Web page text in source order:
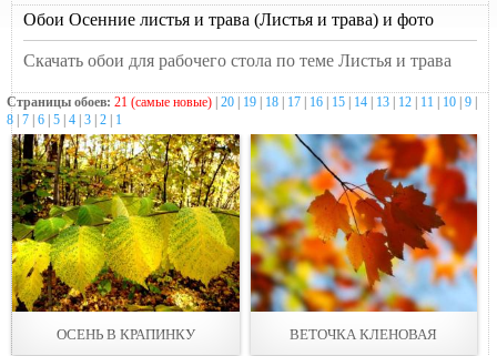
Обои Осенние листья и трава (Листья и трава) и фото
Скачать обои для рабочего стола по теме Листья и трава
Страницы обоев: 21 (самые новые) 20 19 18 17 16 15 14 13 12 11 10 9
8 7 6 5 4 3 2 1
ОСЕНЬ В КРАПИНКУ ВЕТОЧКА КЛЕНОВАЯ